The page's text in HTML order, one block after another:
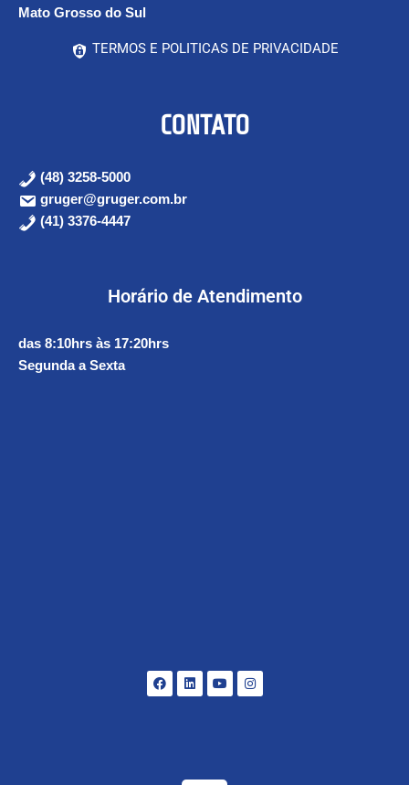
Mato Grosso do Sul
TERMOS E POLITICAS DE PRIVACIDADE
CONTATO
(48) 3258-5000
gruger@gruger.com.br
(41) 3376-4447
Horário de Atendimento
das 8:10hrs às 17:20hrs
Segunda a Sexta